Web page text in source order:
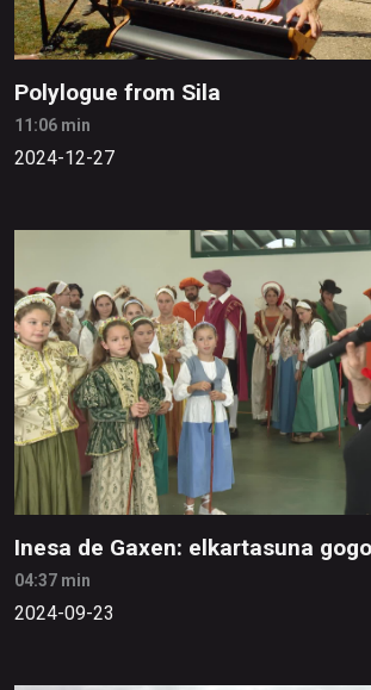
Polylogue from Sila
11:06 min
2024-12-27
Inesa de Gaxen: elkartasuna
04:37 min
2024-09-23